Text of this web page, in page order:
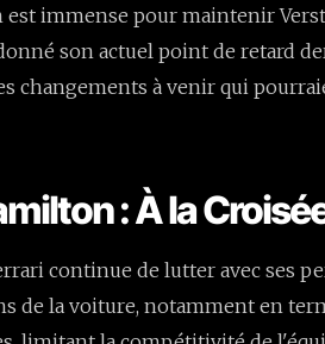
est immense pour maintenir
son actuel point de retard
changements à venir qui
: À la
continue de lutter avec ses
de la voiture, notamment en